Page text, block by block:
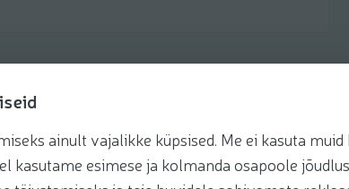
ainult vajalikke küpsised. Me ei kasuta muid
kasutame esimese ja kolmanda osapoole